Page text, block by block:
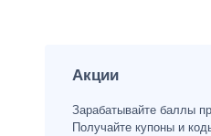
Акции
Зарабатывайте баллы
Получайте купоны и